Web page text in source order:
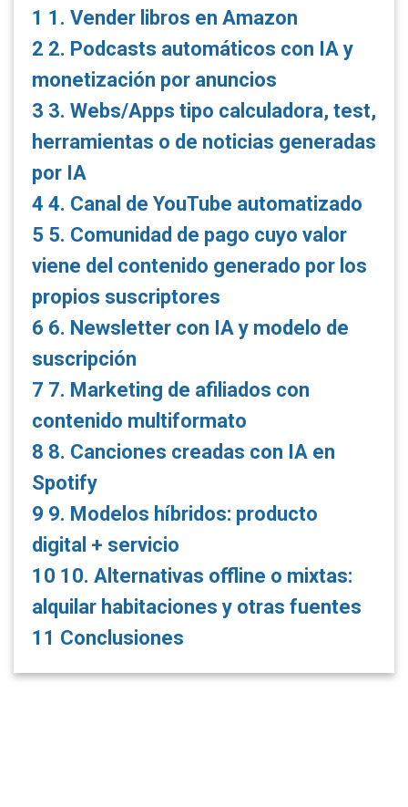
1 1. Vender libros en Amazon
2 2. Podcasts automáticos con IA y
monetización por anuncios
3 3. Webs/Apps tipo calculadora, test,
herramientas o de noticias generadas
por IA
4 4. Canal de YouTube automatizado
5 5. Comunidad de pago cuyo valor
viene del contenido generado por los
propios suscriptores
6 6. Newsletter con IA y modelo de
suscripción
7 7. Marketing de afiliados con
contenido multiformato
8 8. Canciones creadas con IA en
Spotify
9 9. Modelos híbridos: producto
digital + servicio
10 10. Alternativas offline o mixtas:
alquilar habitaciones y otras fuentes
11 Conclusiones